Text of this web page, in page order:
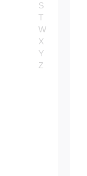
S
T
W
X
Y
Z